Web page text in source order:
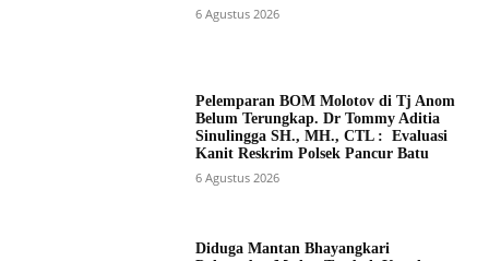
6 Agustus 2026
Pelemparan BOM Molotov di Tj Anom
Belum Terungkap. Dr Tommy Aditia
Sinulingga SH., MH., CTL : Evaluasi
Kanit Reskrim Polsek Pancur Batu
6 Agustus 2026
Diduga Mantan Bhayangkari